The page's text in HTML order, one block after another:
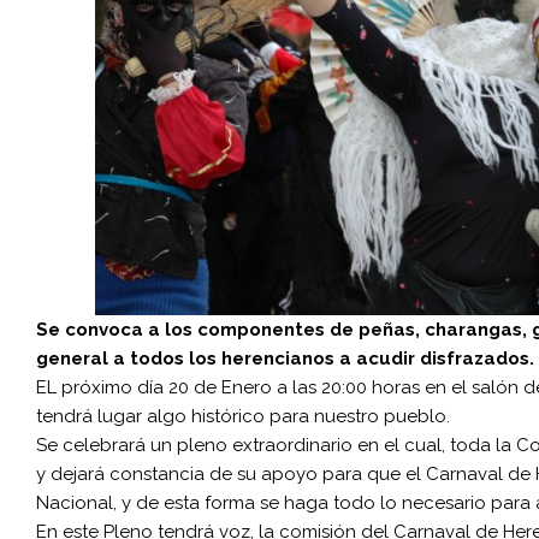
Se convoca a los componentes de peñas, charangas,
general a todos los herencianos a acudir disfrazados.
EL próximo día 20 de Enero a las 20:00 horas en el salón
tendrá lugar algo histórico para nuestro pueblo.
Se celebrará un pleno extraordinario en el cual, toda la
y dejará constancia de su apoyo para que el Carnaval de
Nacional, y de esta forma se haga todo lo necesario para
En este Pleno tendrá voz, la comisión del Carnaval de